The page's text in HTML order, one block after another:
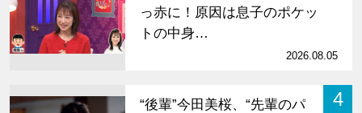
っ赤に！原因は息子のポケッ
トの中身…
2026.08.05
4
“後輩”今田美桜、“先輩のパ